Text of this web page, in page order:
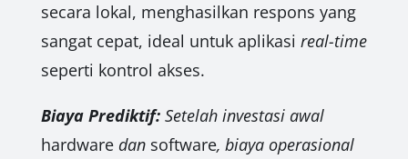
secara lokal, menghasilkan respons yang
sangat cepat, ideal untuk aplikasi real-time
seperti kontrol akses.
Biaya Prediktif:Setelah investasi awal
hardwaredan software, biaya operasional